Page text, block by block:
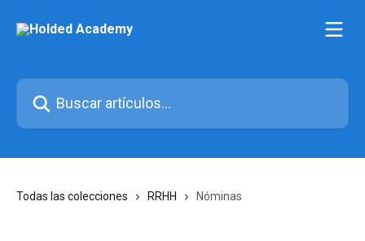
Buscar artículos...
Todas las colecciones RRHH Nóminas